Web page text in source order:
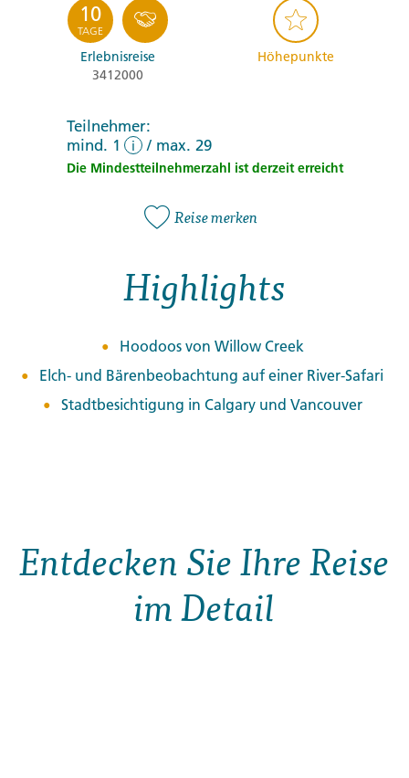
10
TAGE
Erlebnisreise
3412000
Höhepunkte
Teilnehmer:
mind. 1
i / max. 29
Die Mindestteilnehmerzahl ist derzeit erreicht
Reise merken
Highlights
Hoodoos von Willow Creek
Elch- und Bärenbeobachtung auf einer River-Safari
Stadtbesichtigung in Calgary und Vancouver
Entdecken Sie Ihre Reise
im Detail